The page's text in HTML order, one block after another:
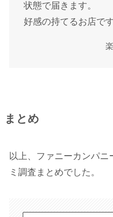
状態で届きます。
好感の持てるお店です
まとめ
以上、ファニーカンパニ
ミ調査まとめでした。